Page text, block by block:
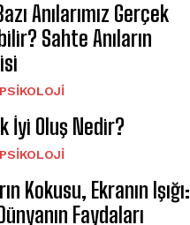
Anılarımız Gerçek
Sahte Anıların
İyi Oluş Nedir?
Kokusu, Ekranın Işığı:
Faydaları